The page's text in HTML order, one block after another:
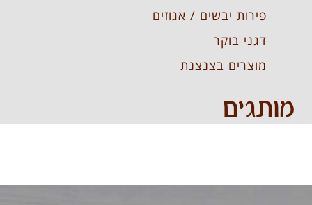
פירות יבשים / אגוזים
דגני בוקר
מוצרים בצנצנת
מותגים